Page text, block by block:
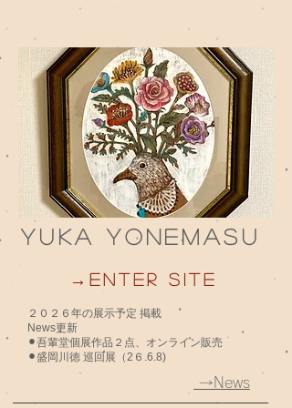
YUKA YONEMASU
→Enter Site
​２０２６年の展示予定 掲載
News更新
⚫︎吾輩堂個展作品２点、オンライン販売
⚫︎盛岡川徳 巡回展（2６.6.8)
→News